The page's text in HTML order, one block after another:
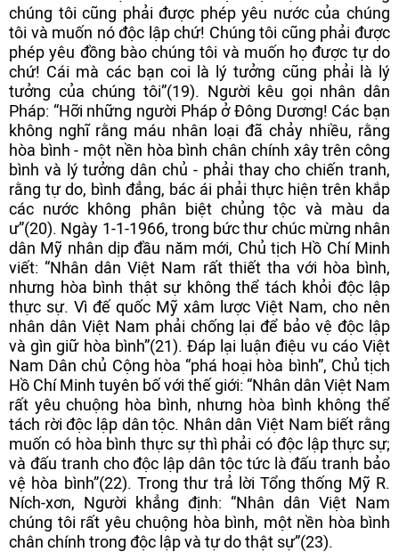
chúng tôi cũng phải được phép yêu nước của chúng
tôi và muốn nó độc lập chứ! Chúng tôi cũng phải được
phép yêu đồng bào chúng tôi và muốn họ được tự do
chứ! Cái mà các bạn coi là lý tưởng cũng phải là lý
tưởng của chúng tôi”(19). Người kêu gọi nhân dân
Pháp: “Hỡi những người Pháp ở Đông Dương! Các bạn
không nghĩ rằng máu nhân loại đã chảy nhiều, rằng
hòa bình - một nền hòa bình chân chính xây trên công
bình và lý tưởng dân chủ - phải thay cho chiến tranh,
rằng tự do, bình đẳng, bác ái phải thực hiện trên khắp
các nước không phân biệt chủng tộc và màu da
ư”(20). Ngày 1-1-1966, trong bức thư chúc mừng nhân
dân Mỹ nhân dịp đầu năm mới, Chủ tịch Hồ Chí Minh
viết: “Nhân dân Việt Nam rất thiết tha với hòa bình,
nhưng hòa bình thật sự không thể tách khỏi độc lập
thực sự. Vì đế quốc Mỹ xâm lược Việt Nam, cho nên
nhân dân Việt Nam phải chống lại để bảo vệ độc lập
và gìn giữ hòa bình”(21). Đáp lại luận điệu vu cáo Việt
Nam Dân chủ Cộng hòa “phá hoại hòa bình”, Chủ tịch
Hồ Chí Minh tuyên bố với thế giới: “Nhân dân Việt Nam
rất yêu chuộng hòa bình, nhưng hòa bình không thể
tách rời độc lập dân tộc. Nhân dân Việt Nam biết rằng
muốn có hòa bình thực sự thì phải có độc lập thực sự;
và đấu tranh cho độc lập dân tộc tức là đấu tranh bảo
vệ hòa bình”(22). Trong thư trả lời Tổng thống Mỹ R.
Ních-xơn, Người khẳng định: “Nhân dân Việt Nam
chúng tôi rất yêu chuộng hòa bình, một nền hòa bình
chân chính trong độc lập và tự do thật sự”(23).